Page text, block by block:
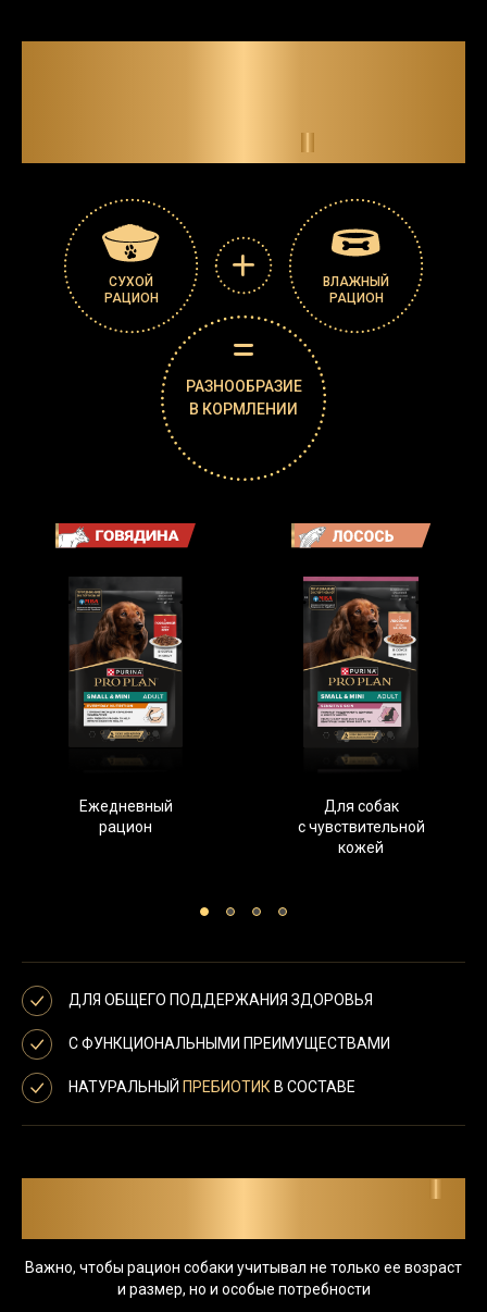
Важно, чтобы рацион собаки учитывал не только ее возраст
и размер, но и особые потребности
СУХОЙ
РАЦИОН
ВЛАЖНЫЙ
РАЦИОН
РАЗНООБРАЗИЕ
В КОРМЛЕНИИ
Ежедневный
рацион
Для собак
с чувствительной
кожей
ДЛЯ ОБЩЕГО ПОДДЕРЖАНИЯ ЗДОРОВЬЯ
С ФУНКЦИОНАЛЬНЫМИ ПРЕИМУЩЕСТВАМИ
НАТУРАЛЬНЫЙ ПРЕБИОТИК В СОСТАВЕ